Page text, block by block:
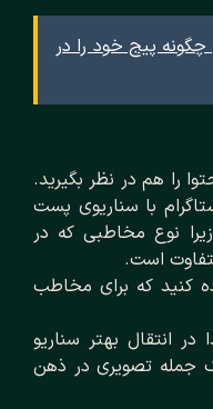
چگونه پیج خود را در
را هم در نظر بگیرید.
با سناریوی پست
نوع مخاطبی که در
است.
کنید که برای مخاطب
انتقال بهتر سناریو
جمله تصویری در ذهن